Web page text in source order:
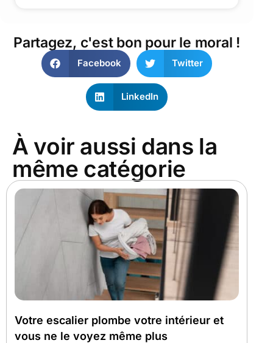
Partagez, c'est bon pour le moral !
Facebook Twitter
LinkedIn
À voir aussi dans la
même catégorie
Votre escalier plombe votre intérieur et
vous ne le voyez même plus